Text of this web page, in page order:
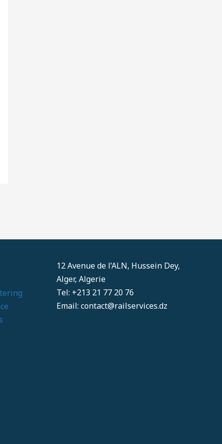
12 Avenue de l’ALN, Hussein Dey,
Alger, Algerie
Tel: +213 21 77 20 76
Email: contact@railservices.dz